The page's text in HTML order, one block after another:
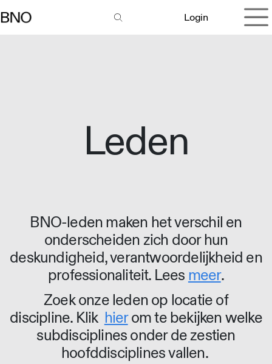
Login
Leden
BNO-leden maken het verschil en
onderscheiden zich door hun
deskundigheid, verantwoordelijkheid en
professionaliteit. Lees meer.
Zoek onze leden op locatie of
discipline. Klik hierom te bekijken welke
subdisciplines onder de zestien
hoofddisciplines vallen.